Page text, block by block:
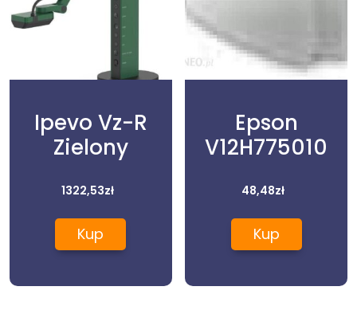
Ipevo Vz-R
Zielony
1322,53zł
Kup
Epson
V12H775010
48,48zł
Kup